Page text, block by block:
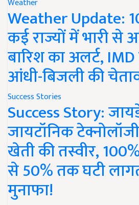
Weather
Weather Update:
कई राज्यों में भारी से
बारिश का अलर्ट,
आंधी-बिजली की
Success Stories
Success Story:
जायटॉनिक
खेती की तस्वीर,
से 50% तक घटी
मुनाफा!